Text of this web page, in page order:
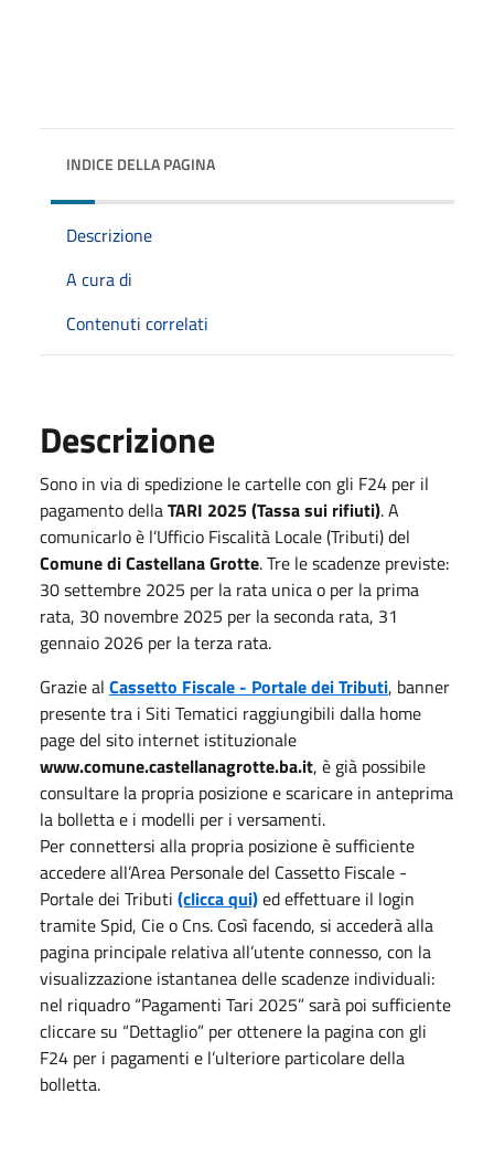
INDICE DELLA PAGINA
Descrizione
A cura di
Contenuti correlati
Descrizione
Sono in via di spedizione le cartelle con gli F24 per il
pagamento dellaTARI 2025 (Tassa sui rifiuti). A
comunicarlo è l’Ufficio Fiscalità Locale (Tributi) del
Comune di Castellana Grotte. Tre le scadenze previste:
30 settembre 2025 per la rata unica o per la prima
rata, 30 novembre 2025 per la seconda rata, 31
gennaio 2026 per la terza rata.
Grazie al Cassetto Fiscale - Portale dei Tributi, banner
presente tra i Siti Tematici raggiungibili dalla home
page del sito internet istituzionale
www.comune.castellanagrotte.ba.it, è già possibile
consultare la propria posizione e scaricare in anteprima
la bolletta e i modelli per i versamenti.
Per connettersi alla propria posizione è sufficiente
accedere all’Area Personale del Cassetto Fiscale -
Portale dei Tributi (clicca qui)ed effettuare il login
tramite Spid, Cie o Cns. Così facendo, si accederà alla
pagina principale relativa all’utente connesso, con la
visualizzazione istantanea delle scadenze individuali:
nel riquadro “Pagamenti Tari 2025” sarà poi sufficiente
cliccare su “Dettaglio” per ottenere la pagina con gli
F24 per i pagamenti e l’ulteriore particolare della
bolletta.